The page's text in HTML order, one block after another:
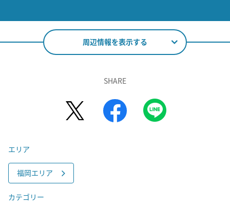
周辺情報を表示する
SHARE
エリア
福岡エリア
カテゴリー